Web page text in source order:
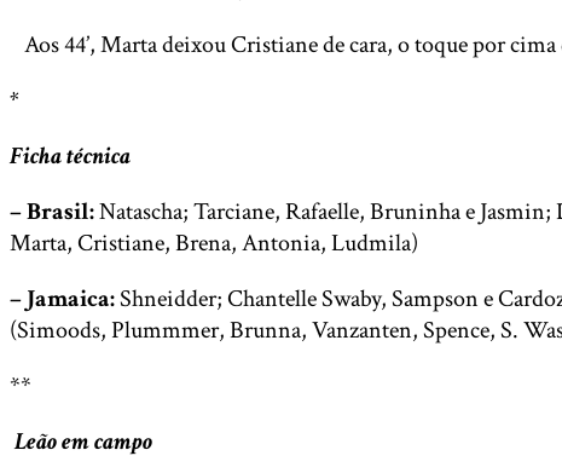
Aos 44’, Marta deixou Cristiane de cara, o toque por
*
Ficha técnica
– Brasil:Natascha; Tarciane, Rafaelle, Bruninha e
Marta, Cristiane, Brena, Antonia, Ludmila)
– Jamaica:Shneidder; Chantelle Swaby, Sampson e
(Simoods, Plummmer, Brunna, Vanzanten, Spence, S.
**
Leão em campo